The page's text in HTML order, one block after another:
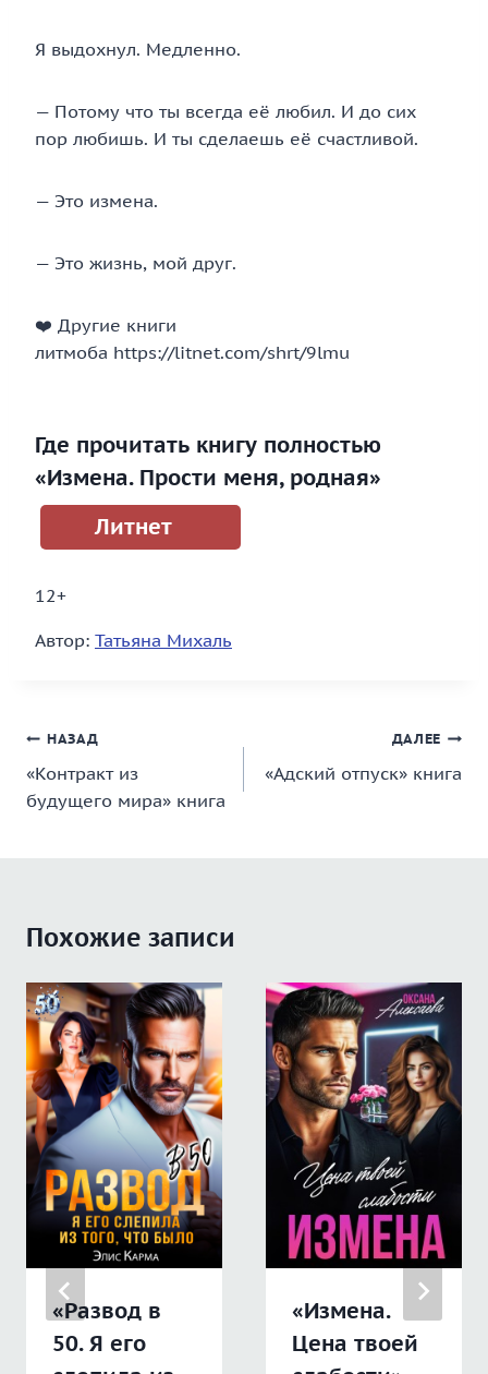
Я выдохнул. Медленно.
— Потому что ты всегда её любил. И до сих
пор любишь. И ты сделаешь её счастливой.
— Это измена.
— Это жизнь, мой друг.
‍❤️‍ Другие книги
литмоба https://litnet.com/shrt/9lmu
Где прочитать книгу полностью
«Измена. Прости меня, родная»
Литнет
12+
Автор: Татьяна Михаль
Навигация
по
записям
НАЗАД
«Контракт из
будущего мира» книга
ДАЛЕЕ
«Адский отпуск» книга
Похожие записи
«Развод в
50. Я его
«Измена.
Цена твоей